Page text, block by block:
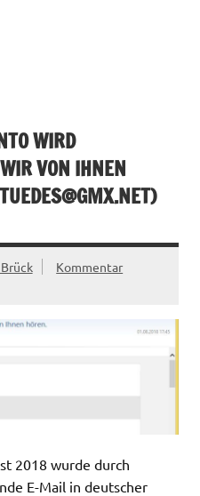
WIRD
VON IHNEN
TUEDES@GMX.NET)
Kommentar
2018 wurde durch
E-Mail in deutscher